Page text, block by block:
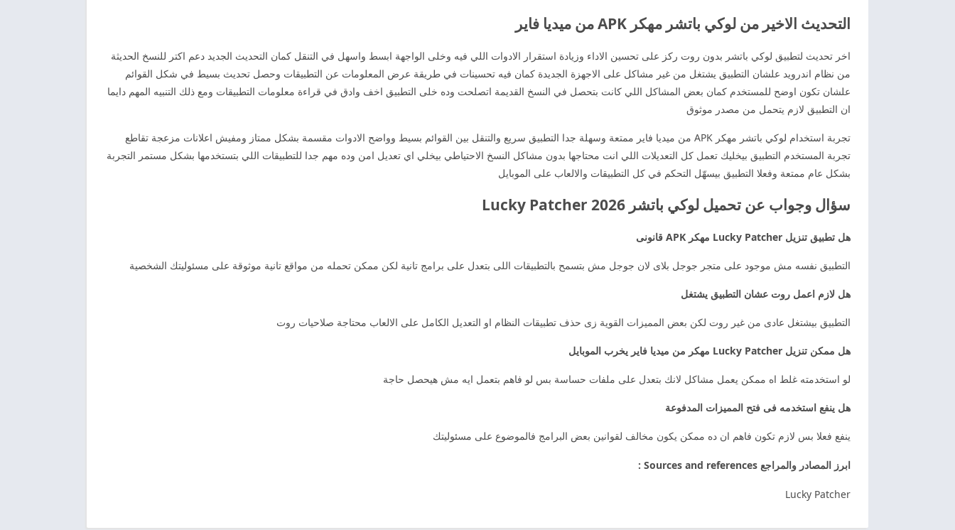
التحديث الاخير من لوكي باتشر مهكر APK من ميديا فاير
اخر تحديث لتطبيق لوكي باتشر بدون روت ركز على تحسين الاداء وزيادة استقرار الادوات اللي فيه وخلى الواجهة ابسط واسهل في التنقل كمان التحديث الجديد دعم اكتر للنسخ الحديثة
من نظام اندرويد علشان التطبيق يشتغل من غير مشاكل على الاجهزة الجديدة كمان فيه تحسينات في طريقة عرض المعلومات عن التطبيقات وحصل تحديث بسيط في شكل القوائم
علشان تكون اوضح للمستخدم كمان بعض المشاكل اللي كانت بتحصل في النسخ القديمة اتصلحت وده خلى التطبيق اخف وادق في قراءة معلومات التطبيقات ومع ذلك التنبيه المهم دايما
ان التطبيق لازم يتحمل من مصدر موثوق
تجربة استخدام لوكي باتشر مهكر APK من ميديا فاير ممتعة وسهلة جدا التطبيق سريع والتنقل بين القوائم بسيط وواضح الادوات مقسمة بشكل ممتاز ومفيش اعلانات مزعجة تقاطع
تجربة المستخدم التطبيق بيخليك تعمل كل التعديلات اللي انت محتاجها بدون مشاكل النسخ الاحتياطي بيخلي اي تعديل امن وده مهم جدا للتطبيقات اللي بتستخدمها بشكل مستمر التجربة
بشكل عام ممتعة وفعلا التطبيق بيسهّل التحكم في كل التطبيقات والالعاب على الموبايل
سؤال وجواب عن تحميل لوكي باتشر 2026 Lucky Patcher
هل تطبيق تنزيل Lucky Patcher مهكر APK قانونى
التطبيق نفسه مش موجود على متجر جوجل بلاى لان جوجل مش بتسمح بالتطبيقات اللى بتعدل على برامج تانية لكن ممكن تحمله من مواقع تانية موثوقة على مسئوليتك الشخصية
هل لازم اعمل روت عشان التطبيق يشتغل
التطبيق بيشتغل عادى من غير روت لكن بعض المميزات القوية زى حذف تطبيقات النظام او التعديل الكامل على الالعاب محتاجة صلاحيات روت
هل ممكن تنزيل Lucky Patcher مهكر من ميديا فاير يخرب الموبايل
لو استخدمته غلط اه ممكن يعمل مشاكل لانك بتعدل على ملفات حساسة بس لو فاهم بتعمل ايه مش هيحصل حاجة
هل ينفع استخدمه فى فتح المميزات المدفوعة
ينفع فعلا بس لازم تكون فاهم ان ده ممكن يكون مخالف لقوانين بعض البرامج فالموضوع على مسئوليتك
ابرز المصادر والمراجع Sources and references :
Lucky Patcher